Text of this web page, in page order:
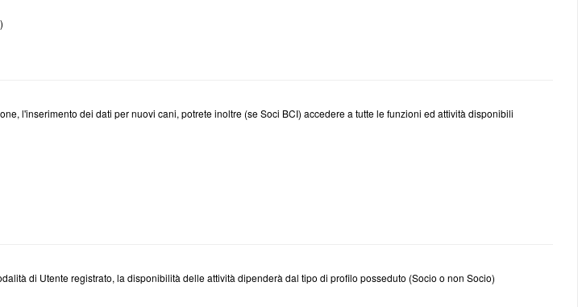
l'inserimento dei dati per nuovi cani, potrete inoltre (se Soci BCI) accedere a tutte le funzioni ed attività disponibili
di Utente registrato, la disponibilità delle attività dipenderà dal tipo di profilo posseduto (Socio o non Socio)